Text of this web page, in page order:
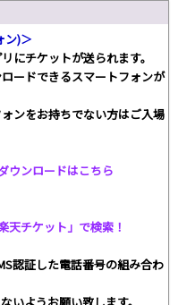
ン)＞
にチケットが送られます。
ードできるスマートフォンが
ンをお持ちでない方はご入場
ウンロードはこちら
チケット」で検索！
認証した電話番号の組み合わ